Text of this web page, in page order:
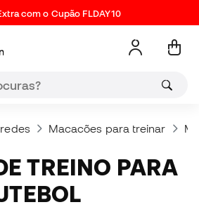
com o Cupão FLDAY10
Macacões para treinar